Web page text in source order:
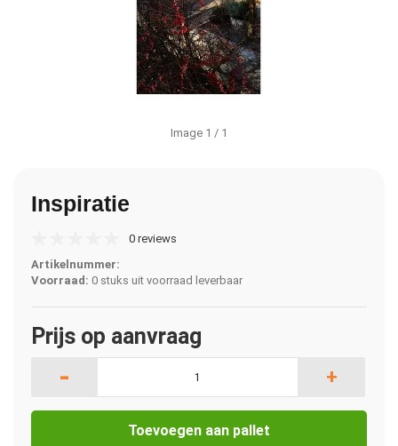
Image 1 / 1
Inspiratie
0 reviews
Artikelnummer:
Voorraad: 0 stuks uit voorraad leverbaar
Prijs op aanvraag
- +
Toevoegen aan pallet